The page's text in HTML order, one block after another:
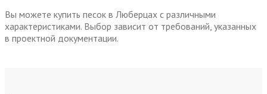
Вы можете купить песок в Люберцах с различными
характеристиками. Выбор зависит от требований, указанных
в проектной документации.